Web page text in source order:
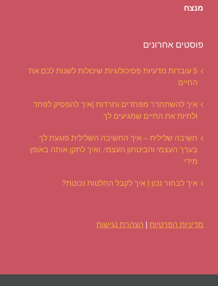
מנצח
פוסטים אחרונים
5 עובדות מדעיות פסיכולוגיות שיכולות לשנות לכם את
החיים
איך להשתחרר מפחדים וחרדות |איך להפסיק לפחד
ולחיות את החיים שמגיעים לך
חשיבה שלילית – איך החשיבה השלילית פוגעת לך
בערך העצמי והביטחון העצמי. ואיך לתקן אותה באופן
מידי
איך לבחור נכון | איך לקבל החלטות נכונות?
מדיניות הפרטיות | הצהרת נגישות